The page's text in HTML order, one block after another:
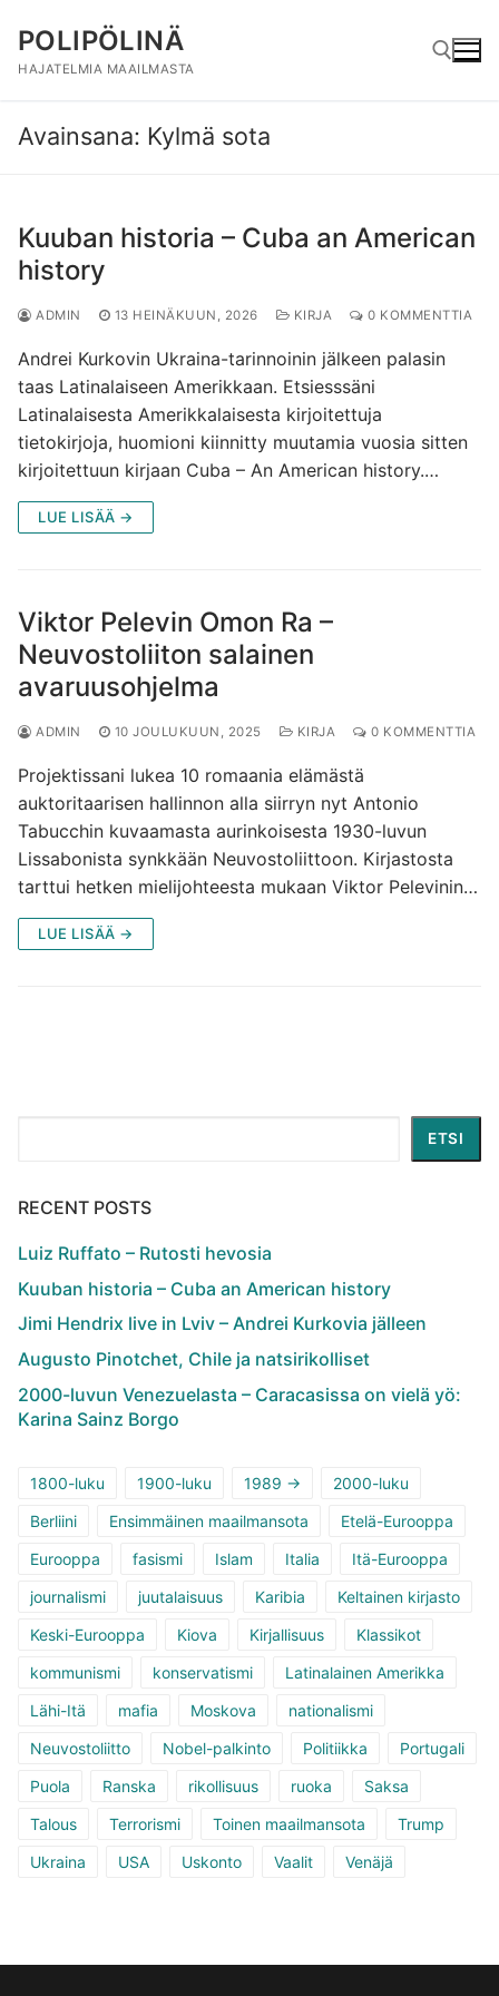
sisältöön
POLIPÖLINÄ
HAJATELMIA MAAILMASTA
Hae:
Avainsana: Kylmä sota
Kuuban historia – Cuba an American
history
ADMIN 13 HEINÄKUUN, 2026 KIRJA 0 KOMMENTTIA
Andrei Kurkovin Ukraina-tarinnoinin jälkeen palasin
taas Latinalaiseen Amerikkaan. Etsiesssäni
Latinalaisesta Amerikkalaisesta kirjoitettuja
tietokirjoja, huomioni kiinnitty muutamia vuosia sitten
kirjoitettuun kirjaan Cuba – An American history.…
LUE LISÄÄ →
Viktor Pelevin Omon Ra –
Neuvostoliiton salainen
avaruusohjelma
ADMIN 10 JOULUKUUN, 2025 KIRJA 0 KOMMENTTIA
Projektissani lukea 10 romaania elämästä
auktoritaarisen hallinnon alla siirryn nyt Antonio
Tabucchin kuvaamasta aurinkoisesta 1930-luvun
Lissabonista synkkään Neuvostoliittoon. Kirjastosta
tarttui hetken mielijohteesta mukaan Viktor Pelevinin…
LUE LISÄÄ →
ETSI
RECENT POSTS
Luiz Ruffato – Rutosti hevosia
Kuuban historia – Cuba an American history
Jimi Hendrix live in Lviv – Andrei Kurkovia jälleen
Augusto Pinotchet, Chile ja natsirikolliset
2000-luvun Venezuelasta – Caracasissa on vielä yö:
Karina Sainz Borgo
1800-luku 1900-luku 1989 ->
2000-luku
Berliini
Ensimmäinen maailmansota
Etelä-Eurooppa
Eurooppa
fasismi Islam Italia
Itä-Eurooppa
journalismi
juutalaisuus Karibia
Keltainen kirjasto
Keski-Eurooppa
Kiova Kirjallisuus
Klassikot
kommunismi
konservatismi
Latinalainen Amerikka
Lähi-Itä
mafia Moskova
nationalismi
Neuvostoliitto
Nobel-palkinto Politiikka
Portugali
Puola
Ranska rikollisuus ruoka
Saksa
Talous
Terrorismi Toinen maailmansota
Trump
Ukraina
USA Uskonto Vaalit Venäjä